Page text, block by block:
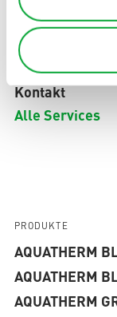
Planungshilfen
Schulungen
Kontakt
Alle Services
PRODUKTE
AQUATHERM
AQUATHERM
AQUATHERM